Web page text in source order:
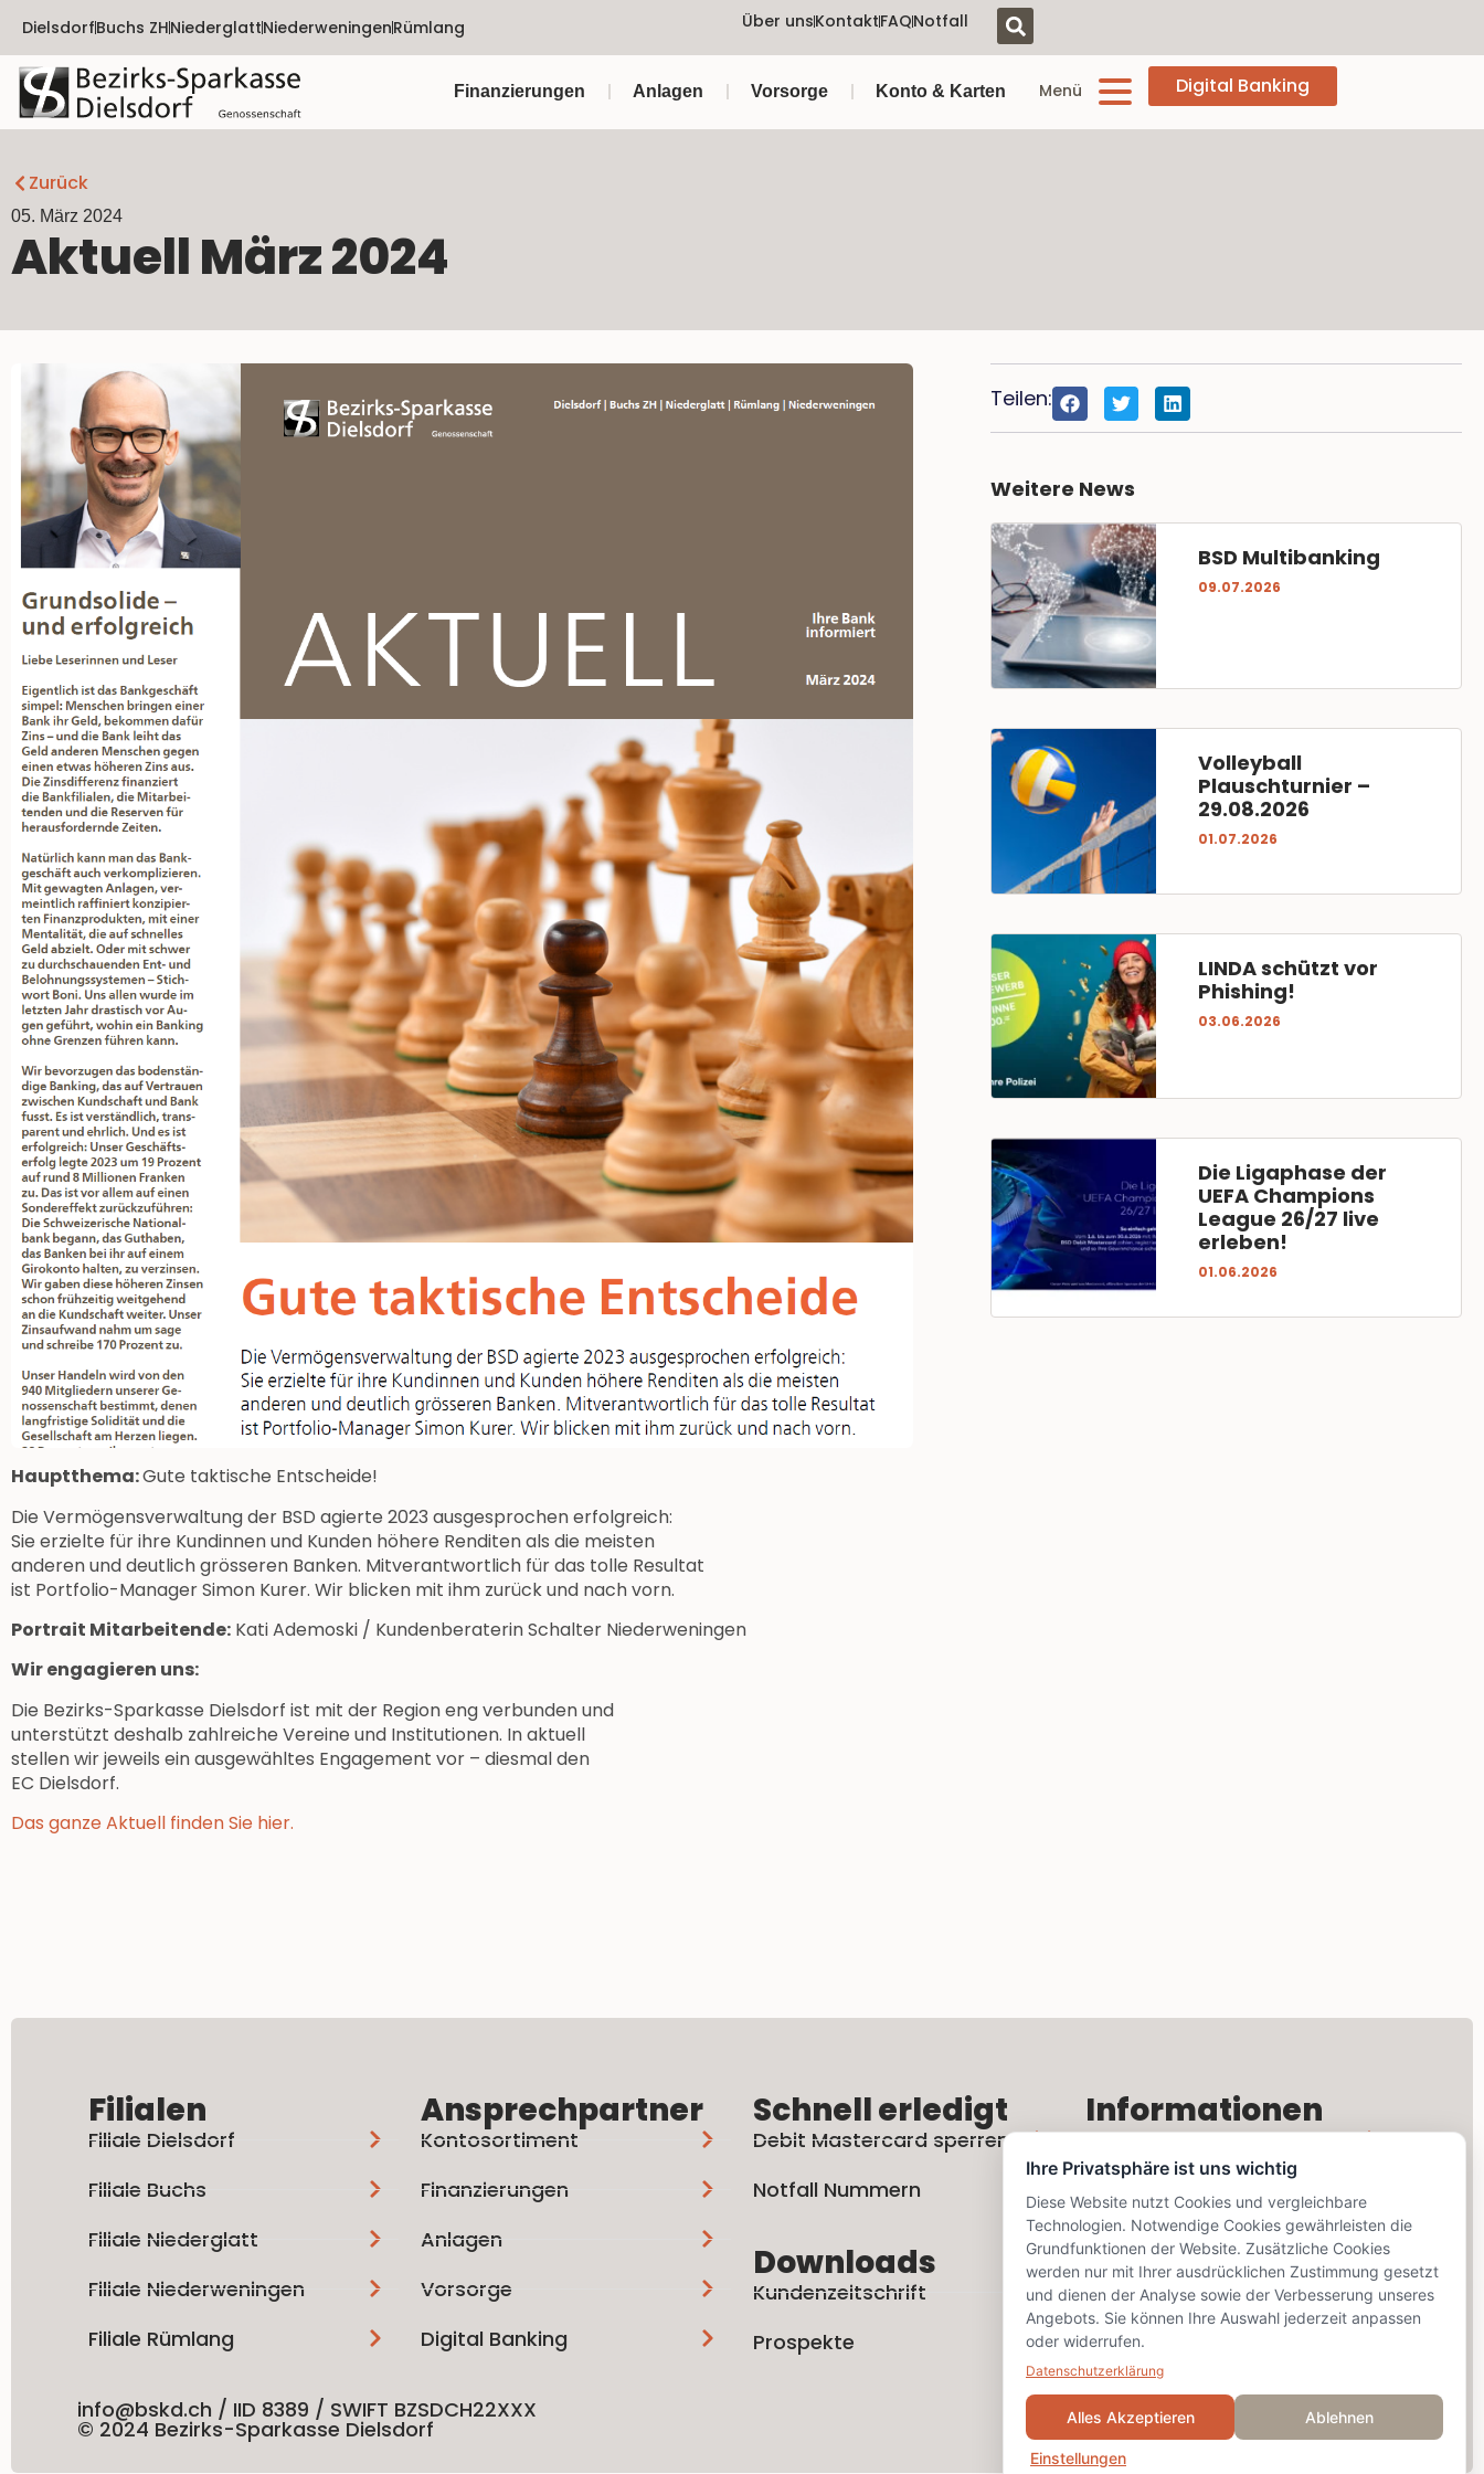
DielsdorfBuchs ZHNiederglattNiederweningenRümlang Über unsKontaktFAQNotfall
Finanzierungen Anlagen Vorsorge Konto & Karten Menü Digital Banking
Zurück
05. März 2024
Aktuell März 2024
Hauptthema:Gute taktische Entscheide!
Die Vermögensverwaltung der BSD agierte 2023 ausgesprochen erfolgreich:
Sie erzielte für ihre Kundinnen und Kunden höhere Renditen als die meisten
anderen und deutlich grösseren Banken. Mitverantwortlich für das tolle Resultat
ist Portfolio-Manager Simon Kurer. Wir blicken mit ihm zurück und nach vorn.
Portrait Mitarbeitende: Kati Ademoski / Kundenberaterin Schalter Niederweningen
Wir engagieren uns:
Die Bezirks-Sparkasse Dielsdorf ist mit der Region eng verbunden und
unterstützt deshalb zahlreiche Vereine und Institutionen. In aktuell
stellen wir jeweils ein ausgewähltes Engagement vor – diesmal den
EC Dielsdorf.
Das ganze Aktuell finden Sie hier.
Teilen:
Weitere News
BSD Multibanking
09.07.2026
Volleyball
Plauschturnier –
29.08.2026
01.07.2026
LINDA schützt vor
Phishing!
03.06.2026
Die Ligaphase der
UEFA Champions
League 26/27 live
erleben!
01.06.2026
Filialen
Filiale Dielsdorf
Filiale Buchs
Filiale Niederglatt
Filiale Niederweningen
Filiale Rümlang
Ansprechpartner
Kontosortiment
Finanzierungen
Anlagen
Vorsorge
Digital Banking
Schnell erledigt
Debit Mastercard sperren
Notfall Nummern
Downloads
Kundenzeitschrift
Prospekte
Informationen
Rechtliches
Kontaktformular
Social Media
info@bskd.ch / IID 8389 / SWIFT BZSDCH22XXX
© 2024 Bezirks-Sparkasse Dielsdorf
Ihre Privatsphäre ist uns wichtig
Diese Website nutzt Cookies und vergleichbare
Technologien. Notwendige Cookies gewährleisten die
Grundfunktionen der Website. Zusätzliche Cookies
werden nur mit Ihrer ausdrücklichen Zustimmung gesetzt
und dienen der Analyse sowie der Verbesserung unseres
Angebots. Sie können Ihre Auswahl jederzeit anpassen
oder widerrufen.
Datenschutzerklärung
Alles Akzeptieren Ablehnen
Einstellungen